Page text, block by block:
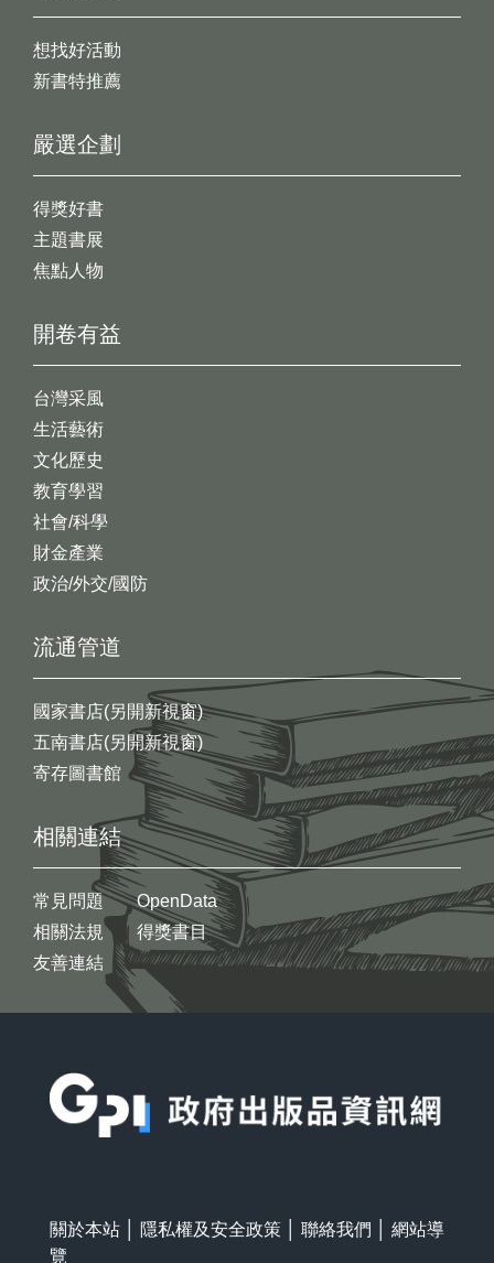
想找好活動
新書特推薦
開卷有益
台灣采風
生活藝術
文化歷史
教育學習
社會/科學
財金產業
政治/外交/國防
嚴選企劃
得獎好書
主題書展
焦點人物
流通管道
國家書店(另開新視窗)
五南書店(另開新視窗)
寄存圖書館
相關連結
常見問題
相關法規
友善連結
OpenData
得獎書目
關於本站 隱私權及安全政策 聯絡我們
網站導
覽